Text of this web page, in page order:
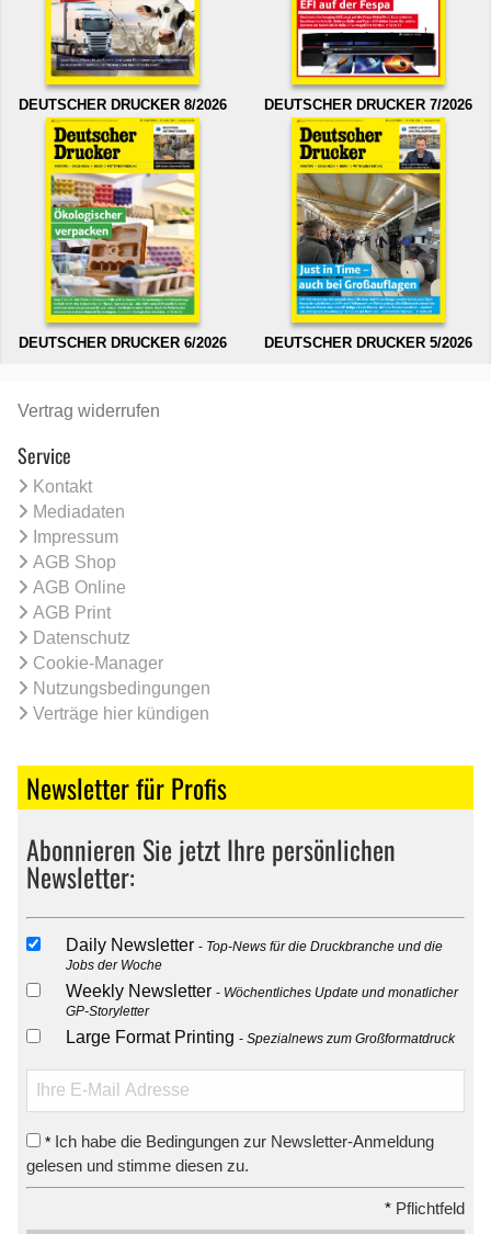
DEUTSCHER DRUCKER 8/2026 DEUTSCHER DRUCKER 7/2026
DEUTSCHER DRUCKER 6/2026 DEUTSCHER DRUCKER 5/2026
Vertrag widerrufen
Service
Kontakt
Mediadaten
Impressum
AGB Shop
AGB Online
AGB Print
Datenschutz
Cookie-Manager
Nutzungsbedingungen
Verträge hier kündigen
Newsletter für Profis
Abonnieren Sie jetzt Ihre persönlichen
Newsletter:
Daily Newsletter
Top-News für die Druckbranche und die
Jobs der Woche
Weekly Newsletter
Wöchentliches Update und monatlicher
GP-Storyletter
Large Format Printing Spezialnews zum Großformatdruck
* Ich habe die Bedingungen zur Newsletter-Anmeldung
gelesen und stimme diesen zu.
* Pflichtfeld